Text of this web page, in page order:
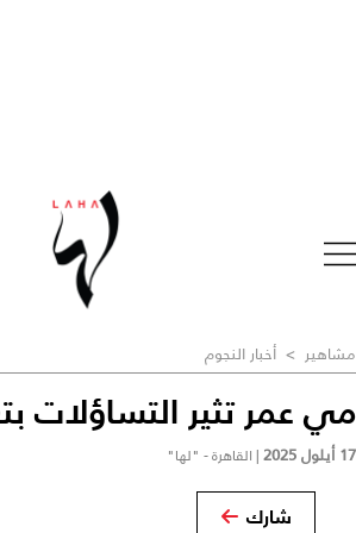
مشاهير > أخبار النجوم
مي عمر تثير التساؤلات
17 أيلول 2025 | القاهرة - "لها"
شارك